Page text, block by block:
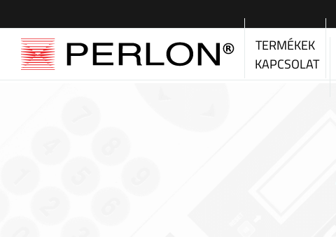
TERMÉKEK
KAPCSOLAT